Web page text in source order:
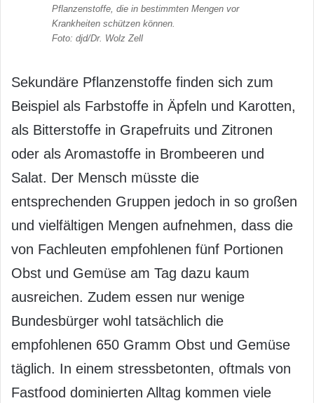
Pflanzenstoffe, die in bestimmten Mengen vor
Krankheiten schützen können.
Foto: djd/Dr. Wolz Zell
Sekundäre Pflanzenstoffe finden sich zum
Beispiel als Farbstoffe in Äpfeln und Karotten,
als Bitterstoffe in Grapefruits und Zitronen
oder als Aromastoffe in Brombeeren und
Salat. Der Mensch müsste die
entsprechenden Gruppen jedoch in so großen
und vielfältigen Mengen aufnehmen, dass die
von Fachleuten empfohlenen fünf Portionen
Obst und Gemüse am Tag dazu kaum
ausreichen. Zudem essen nur wenige
Bundesbürger wohl tatsächlich die
empfohlenen 650 Gramm Obst und Gemüse
täglich. In einem stressbetonten, oftmals von
Fastfood dominierten Alltag kommen viele